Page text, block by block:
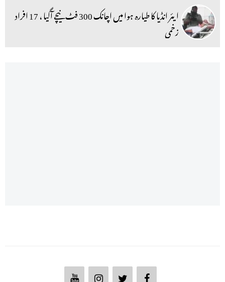
ایئر انڈیا کا طیارہ ہوا میں اچانک 300 فٹ نیچے آگیا ، 17 افراد
زخمی